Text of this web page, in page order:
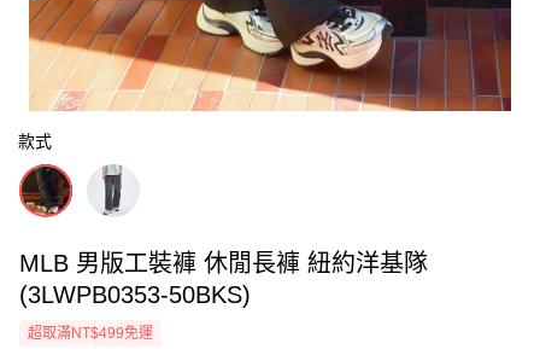
款式
MLB 男版工裝褲 休閒長褲 紐約洋基隊
(3LWPB0353-50BKS)
超取滿NT$499免運